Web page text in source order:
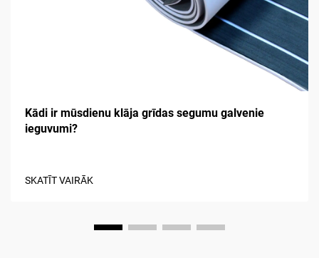
Kādi ir mūsdienu klāja grīdas segumu galvenie
ieguvumi?
SKATĪT VAIRĀK